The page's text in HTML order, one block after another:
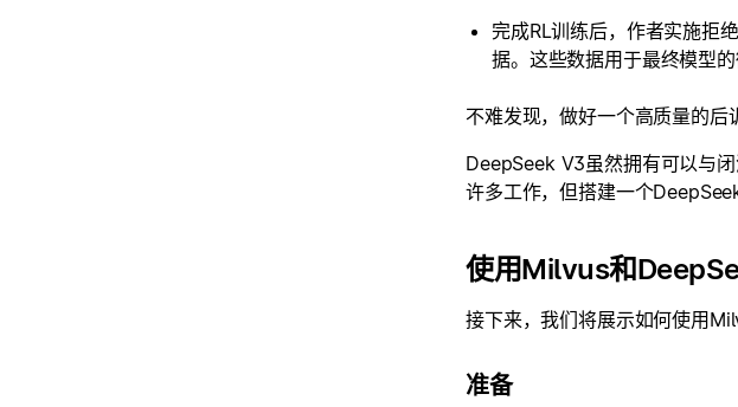
完成RL训练后，作者实施拒
据。这些数据用于最终模型的
不难发现，做好一个高质量的后
DeepSeek V3虽然拥有可以与
许多工作，但搭建一个
使用Milvus和
接下来，我们将展示如何使用
准备